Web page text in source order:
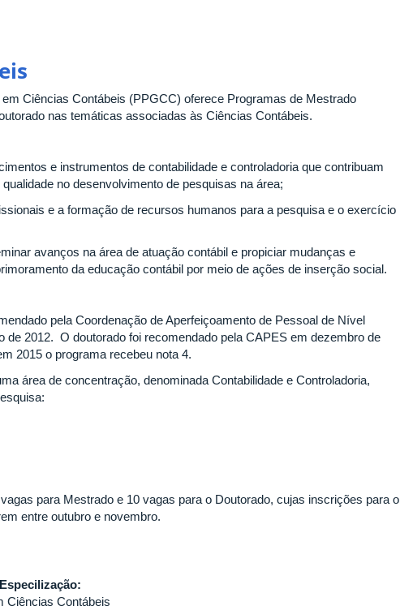
Ciências Contábeis (PPGCC) oferece Programas de Mestrado
nas temáticas associadas às Ciências Contábeis.
e instrumentos de contabilidade e controladoria que contribuam
no desenvolvimento de pesquisas na área;
e a formação de recursos humanos para a pesquisa e o exercício
avanços na área de atuação contábil e propiciar mudanças e
da educação contábil por meio de ações de inserção social.
pela Coordenação de Aperfeiçoamento de Pessoal de Nível
de 2012. O doutorado foi recomendado pela CAPES em dezembro de
2015 o programa recebeu nota 4.
área de concentração, denominada Contabilidade e Controladoria,
para Mestrado e 10 vagas para o Doutorado, cujas inscrições para o
entre outubro e novembro.
Ciências Contábeis